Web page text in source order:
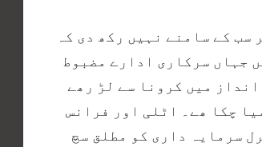
کے سامنے نہیں رکھ دی کہ
جہاں سرکاری ادارے مضبوط
میں کرونا سے لڑ رھے
چکا ھے۔ اٹلی اور فرانس
سرمایہ داری کو مطلق سچ